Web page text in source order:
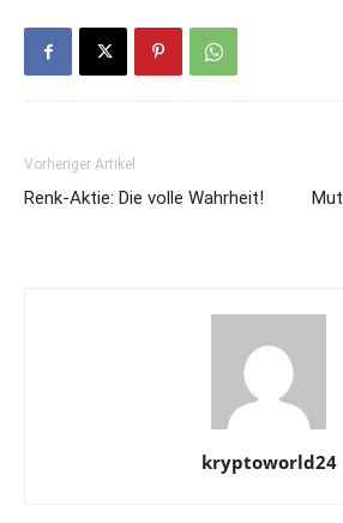
Vorheriger Artikel
Renk-Aktie: Die volle Wahrheit!
kryptoworld24